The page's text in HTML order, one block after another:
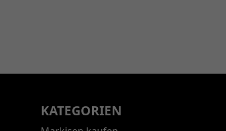
KATEGORIEN